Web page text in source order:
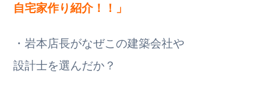
自宅家作り紹介！！」
・岩本店長がなぜこの建築会社や
設計士を選んだか？